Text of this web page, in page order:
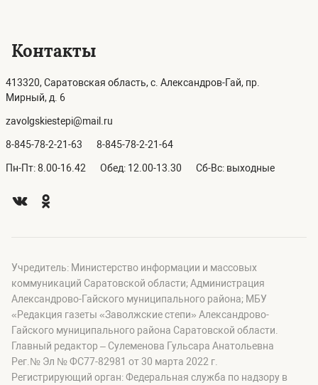
Контакты
413320, Саратовская область, с. Александров-Гай, пр.
Мирный, д. 6
zavolgskiestepi@mail.ru
8-845-78-2-21-63 8-845-78-2-21-64
Пн-Пт: 8.00-16.42 Обед: 12.00-13.30 Сб-Вс: выходные
Учредитель: Министерство информации и массовых
коммуникаций Саратовской области; Администрация
Александрово-Гайского муниципального района; МБУ
«Редакция газеты «Заволжские степи» Александрово-
Гайского муниципального района Саратовской области.
Главный редактор – Сулеменова Гульсара Анатольевна
Рег.№ Эл № ФС77-82981 от 30 марта 2022 г.
Регистрирующий орган: Федеральная служба по надзору в